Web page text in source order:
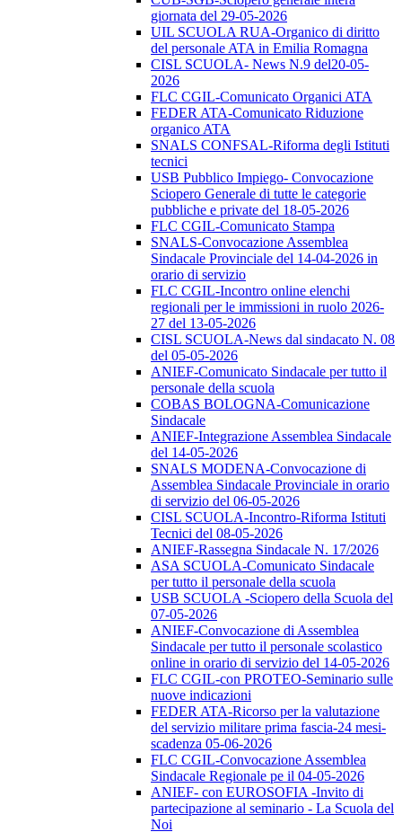
giornata del 29-05-2026
UIL SCUOLA RUA-Organico di diritto
del personale ATA in Emilia Romagna
CISL SCUOLA- News N.9 del20-05-
2026
FLC CGIL-Comunicato Organici ATA
FEDER ATA-Comunicato Riduzione
organico ATA
SNALS CONFSAL-Riforma degli Istituti
tecnici
USB Pubblico Impiego- Convocazione
Sciopero Generale di tutte le categorie
pubbliche e private del 18-05-2026
FLC CGIL-Comunicato Stampa
SNALS-Convocazione Assemblea
Sindacale Provinciale del 14-04-2026 in
orario di servizio
FLC CGIL-Incontro online elenchi
regionali per le immissioni in ruolo 2026-
27 del 13-05-2026
CISL SCUOLA-News dal sindacato N. 08
del 05-05-2026
ANIEF-Comunicato Sindacale per tutto il
personale della scuola
COBAS BOLOGNA-Comunicazione
Sindacale
ANIEF-Integrazione Assemblea Sindacale
del 14-05-2026
SNALS MODENA-Convocazione di
Assemblea Sindacale Provinciale in orario
di servizio del 06-05-2026
CISL SCUOLA-Incontro-Riforma Istituti
Tecnici del 08-05-2026
ANIEF-Rassegna Sindacale N. 17/2026
ASA SCUOLA-Comunicato Sindacale
per tutto il personale della scuola
USB SCUOLA -Sciopero della Scuola del
07-05-2026
ANIEF-Convocazione di Assemblea
Sindacale per tutto il personale scolastico
online in orario di servizio del 14-05-2026
FLC CGIL-con PROTEO-Seminario sulle
nuove indicazioni
FEDER ATA-Ricorso per la valutazione
del servizio militare prima fascia-24 mesi-
scadenza 05-06-2026
FLC CGIL-Convocazione Assemblea
Sindacale Regionale pe il 04-05-2026
ANIEF- con EUROSOFIA -Invito di
partecipazione al seminario - La Scuola del
Noi